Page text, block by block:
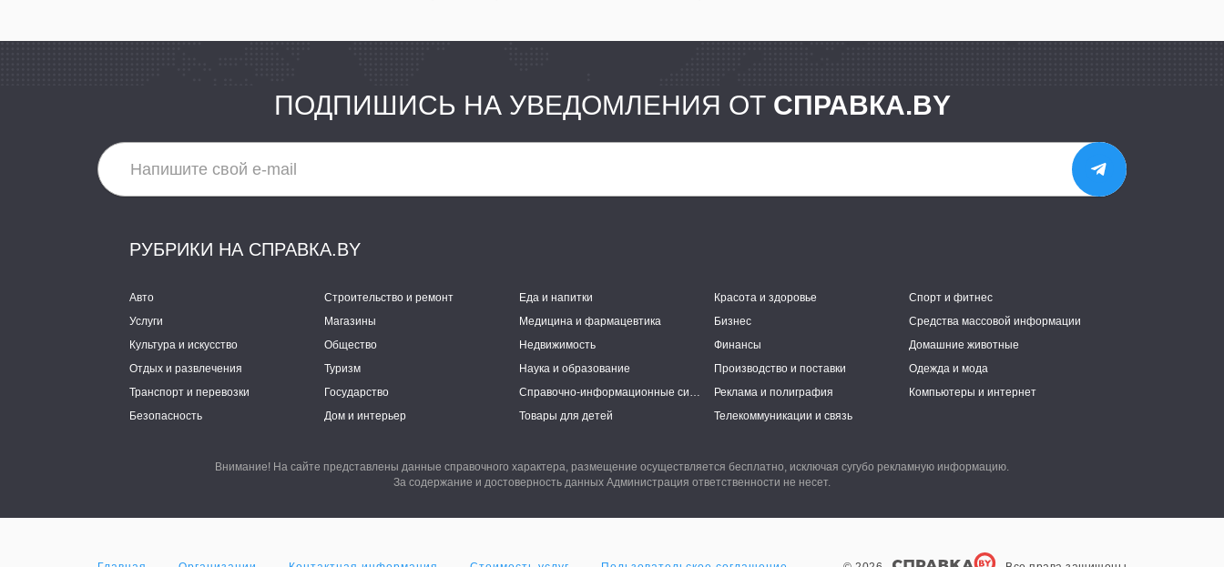
ПОДПИШИСЬ НА УВЕДОМЛЕНИЯ ОТ СПРАВКА.BY
РУБРИКИ НА СПРАВКА.BY
Авто Строительство и ремонт Еда и напитки Красота и здоровье
Спорт и фитнес
Услуги
Магазины Медицина и фармацевтика Бизнес
Средства массовой информации
Культура и искусство
Общество Недвижимость Финансы
Домашние животные
Отдых и развлечения
Туризм Наука и образование Производство и поставки
Одежда и мода
Транспорт и перевозки
Государство Справочно-информационные системы Реклама и полиграфия
Компьютеры и интернет
Безопасность
Дом и интерьер Товары для детей Телекоммуникации и связь
Внимание! На сайте представлены данные справочного характера, размещение осуществляется бесплатно, исключая сугубо рекламную информацию.
За содержание и достоверность данных Администрация ответственности не несет.